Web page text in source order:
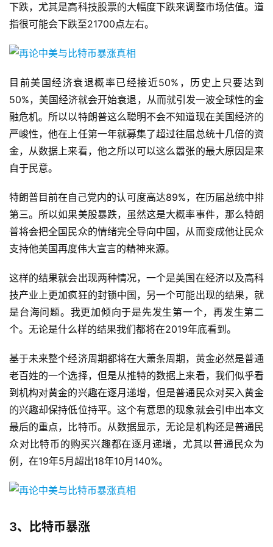
下跌，尤其是高科技股票的大幅度下跌来调整市场估值。道
指很可能会下跌至21700点左右。
目前美国经济衰退概率已经接近50%，历史上只要达到
50%，美国经济就会开始衰退，从而就引发一波全球性的金
融危机。所以以特朗普这么聪明不会不知道现在美国经济的
严峻性，他在上任第一年就募集了超过往届总统十几倍的资
金，从数据上来看，他之所以可以这么嚣张的最大原因是来
自于民意。
特朗普目前在自己党内的认可度高达89%，在历届总统中排
第三。所以如果美股暴跌，虽然这是大概率事件，那么特朗
普将会把全国民众的情绪完全导向中国，从而变成他让民众
支持他美国再度伟大宣言的精神来源。
这样的结果就会出现两种情况，一个是美国在经济以及高科
技产业上更加疯狂的封锁中国，另一个可能出现的结果，就
是台海问题。我更加倾向于是先发生第一个，再发生第二
个。无论是什么样的结果我们都将在2019年底看到。
基于未来整个经济周期都将在大萧条周期，黄金必然是普通
老百姓的一个选择，但是从推特的数据上来看，我们似乎看
到机构对黄金的兴趣在逐月递增，但是普通民众对买入黄金
的兴趣却保持低位持平。这个有意思的现象就会引申出本文
最后的重点，比特币。从数据显示，无论是机构还是普通民
众对比特币的购买兴趣都在逐月递增，尤其以普通民众为
例，在19年5月超出18年10月140%。
3、比特币暴涨